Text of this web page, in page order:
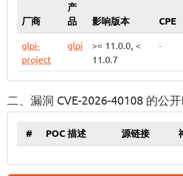
厂商
产
品
影响版本 CPE
glpi-
project
glpi
>= 11.0.0, <
11.0.7
-
二、漏洞 CVE-2026-40108 的公
# POC 描述 源链接